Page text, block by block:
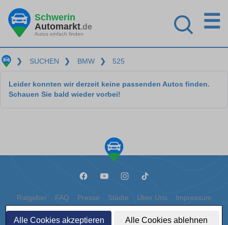
Alle Cookies akzeptieren Alle Cookies ablehnen
Schwerin
Automarkt.de
Autos einfach finden
☰
❯ SUCHEN ❯ BMW ❯ 525
Leider konnten wir derzeit keine passenden Autos finden.
Schauen Sie bald wieder vorbei!
Ratgeber FAQ Presse Städte Über Uns Impressum
Datenschutz Cookies